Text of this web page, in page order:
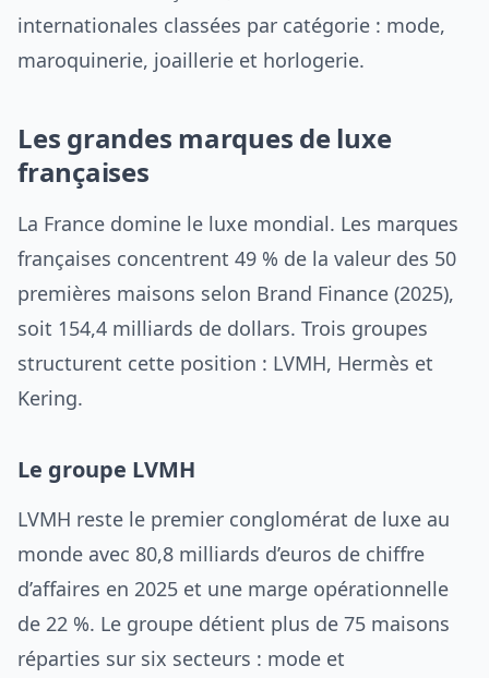
internationales classées par catégorie : mode,
maroquinerie, joaillerie et horlogerie.
Les grandes marques de luxe
françaises
La France domine le luxe mondial. Les marques
françaises concentrent 49 % de la valeur des 50
premières maisons selon Brand Finance (2025),
soit 154,4 milliards de dollars. Trois groupes
structurent cette position : LVMH, Hermès et
Kering.
Le groupe LVMH
LVMH reste le premier conglomérat de luxe au
monde avec 80,8 milliards d’euros de chiffre
d’affaires en 2025 et une marge opérationnelle
de 22 %. Le groupe détient plus de 75 maisons
réparties sur six secteurs : mode et